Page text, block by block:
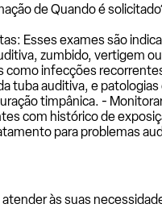
de Quando é
Esses exames são
zumbido, vertigem
como infecções
tuba auditiva, e
timpânica. -
com histórico de
para problemas
às suas